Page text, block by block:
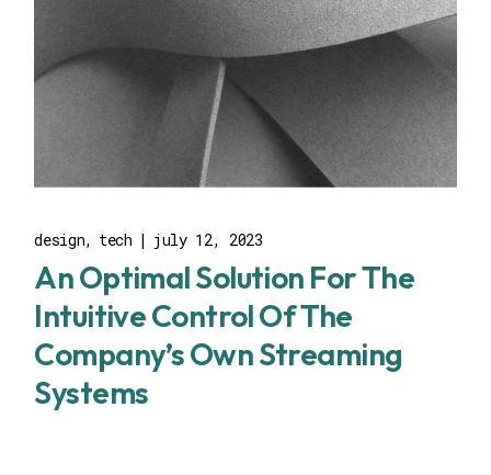
design tech july 12, 2023
An Optimal Solution For The
Intuitive Control Of The
Company’s Own Streaming
Systems